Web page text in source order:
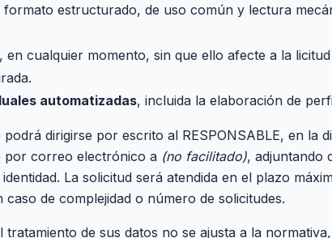
estructurado, de uso común y lectura
en cualquier momento, sin que ello afecte a la
automatizadas, incluida la elaboración de
dirigirse por escrito al RESPONSABLE, en la
por correo electrónico a (no facilitado), adjuntando
La solicitud será atendida en el plazo
de complejidad o número de solicitudes.
de sus datos no se ajusta a la